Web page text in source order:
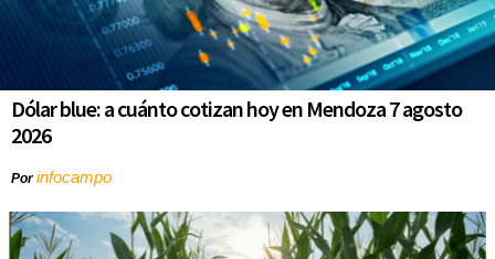
Dólar blue: a cuánto cotizan hoy en Mendoza 7 agosto
2026
Porinfocampo